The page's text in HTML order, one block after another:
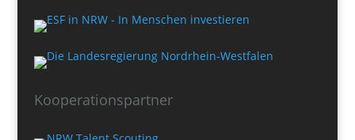
Kooperationspartner